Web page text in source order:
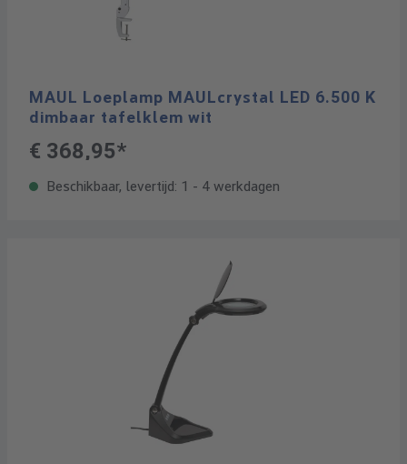
MAUL Loeplamp MAULcrystal LED 6.500 K
dimbaar tafelklem wit
€ 368,95*
Beschikbaar, levertijd: 1 - 4 werkdagen